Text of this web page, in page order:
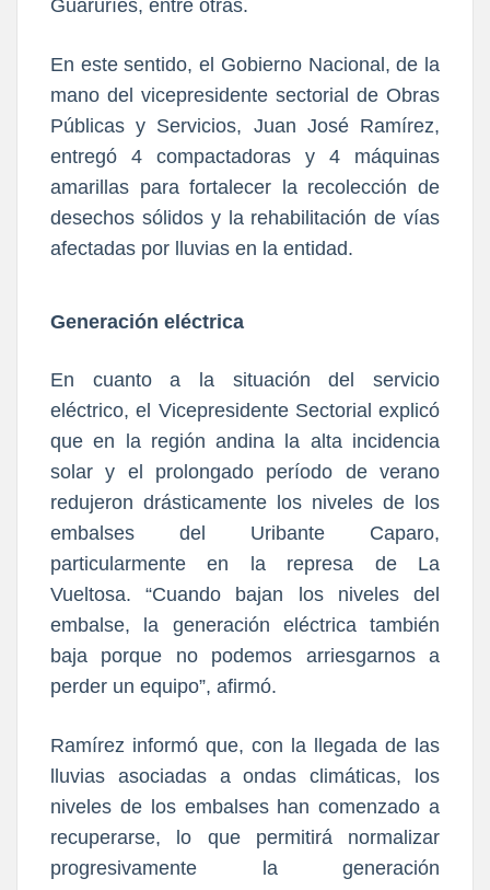
Guaruríes, entre otras.
En este sentido, el Gobierno Nacional, de la
mano del vicepresidente sectorial de Obras
Públicas y Servicios, Juan José Ramírez,
entregó 4 compactadoras y 4 máquinas
amarillas para fortalecer la recolección de
desechos sólidos y la rehabilitación de vías
afectadas por lluvias en la entidad.
Generación eléctrica
En cuanto a la situación del servicio
eléctrico, el Vicepresidente Sectorial explicó
que en la región andina la alta incidencia
solar y el prolongado período de verano
redujeron drásticamente los niveles de los
embalses del Uribante Caparo,
particularmente en la represa de La
Vueltosa. “Cuando bajan los niveles del
embalse, la generación eléctrica también
baja porque no podemos arriesgarnos a
perder un equipo”, afirmó.
Ramírez informó que, con la llegada de las
lluvias asociadas a ondas climáticas, los
niveles de los embalses han comenzado a
recuperarse, lo que permitirá normalizar
progresivamente la generación